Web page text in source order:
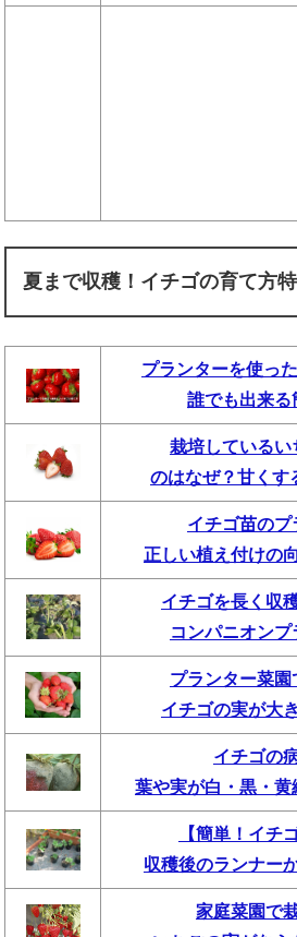
夏まで収穫！イチゴの育て方特
プランターを使っ
誰でも出来る
栽培している
のはなぜ？甘くす
イチゴ苗の
正しい植え付けの
イチゴを長く収
コンパニオン
プランター菜
イチゴの実が大
イチゴの
葉や実が白・黒・黄
【簡単！イチ
収穫後のランナー
家庭菜園で